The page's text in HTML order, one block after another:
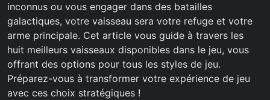
inconnus ou vous engager dans des batailles
galactiques, votre vaisseau sera votre refuge et votre
arme principale. Cet article vous guide à travers les
huit meilleurs vaisseaux disponibles dans le jeu, vous
offrant des options pour tous les styles de jeu.
Préparez-vous à transformer votre expérience de jeu
avec ces choix stratégiques !